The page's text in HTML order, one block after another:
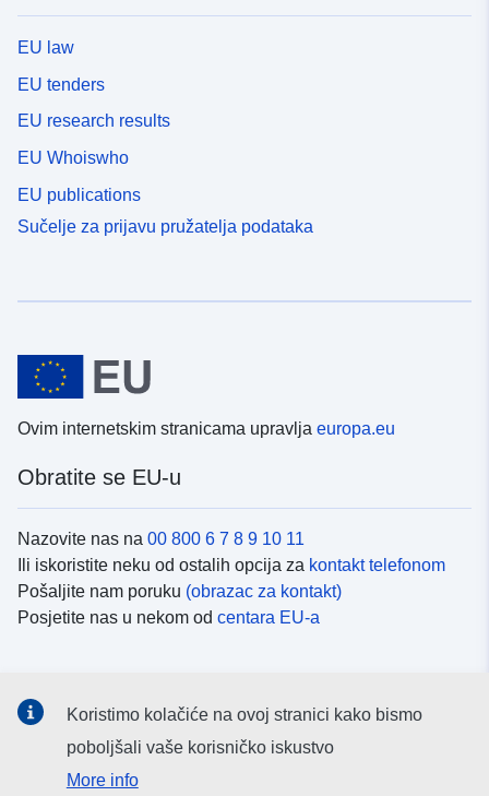
EU law
EU tenders
EU research results
EU Whoiswho
EU publications
Sučelje za prijavu pružatelja podataka
Ovim internetskim stranicama upravlja europa.eu
Obratite se EU-u
Nazovite nas na 00 800 6 7 8 9 10 11
Ili iskoristite neku od ostalih opcija za kontakt telefonom
Pošaljite nam poruku (obrazac za kontakt)
Posjetite nas u nekom od centara EU-a
Potražite kanale EU-a nadruštvenim mrežama
Koristimo kolačiće na ovoj stranici kako bismo
poboljšali vaše korisničko iskustvo
More info